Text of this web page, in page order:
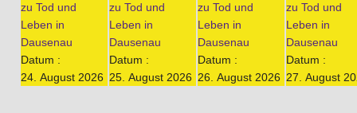
zu Tod und
Leben in
Dausenau
Datum :
24. August 2026
zu Tod und
Leben in
Dausenau
Datum :
25. August 2026
zu Tod und
Leben in
Dausenau
Datum :
26. August 2026
zu Tod und
Leben in
Dausenau
Datum :
27. August